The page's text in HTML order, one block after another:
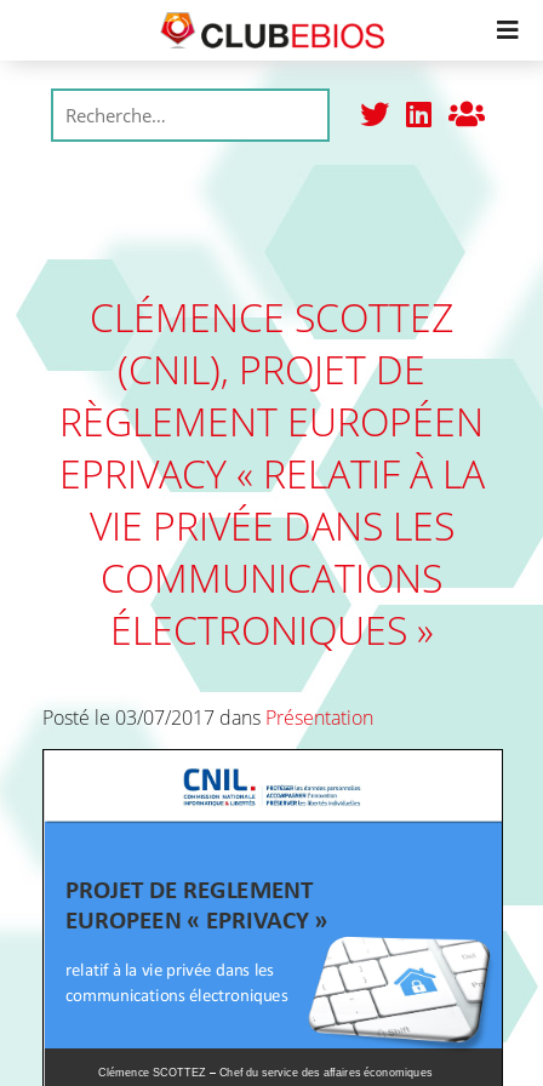
Adhésion
College
Labels
FAQ
Contact
CLÉMENCE SCOTTEZ
(CNIL), PROJET DE
RÈGLEMENT EUROPÉEN
EPRIVACY « RELATIF À LA
VIE PRIVÉE DANS LES
COMMUNICATIONS
ÉLECTRONIQUES »
Posté le 03/07/2017 dans Présentation